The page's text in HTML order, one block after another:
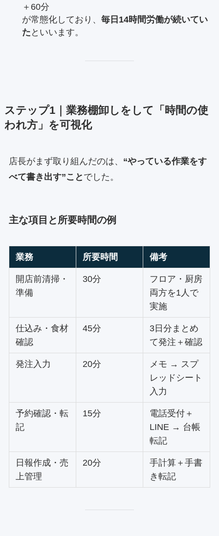
＋60分
が常態化しており、 毎日14時間労働が続いてい
た といいます。
ステップ1｜業務棚卸しをして「時間の使
われ方」を可視化
店長がまず取り組んだのは、 “やっている作業をす
べて書き出す”こと でした。
主な項目と所要時間の例
業務 所要時間 備考
開店前清掃・
準備
30分
フロア・厨房
両方を1人で
実施
仕込み・食材
確認
45分
3日分まとめ
て発注＋確認
発注入力 20分
メモ → スプ
レッドシート
入力
予約確認・転
記
15分
電話受付＋
LINE → 台帳
転記
日報作成・売
上管理
20分
手計算＋手書
き転記